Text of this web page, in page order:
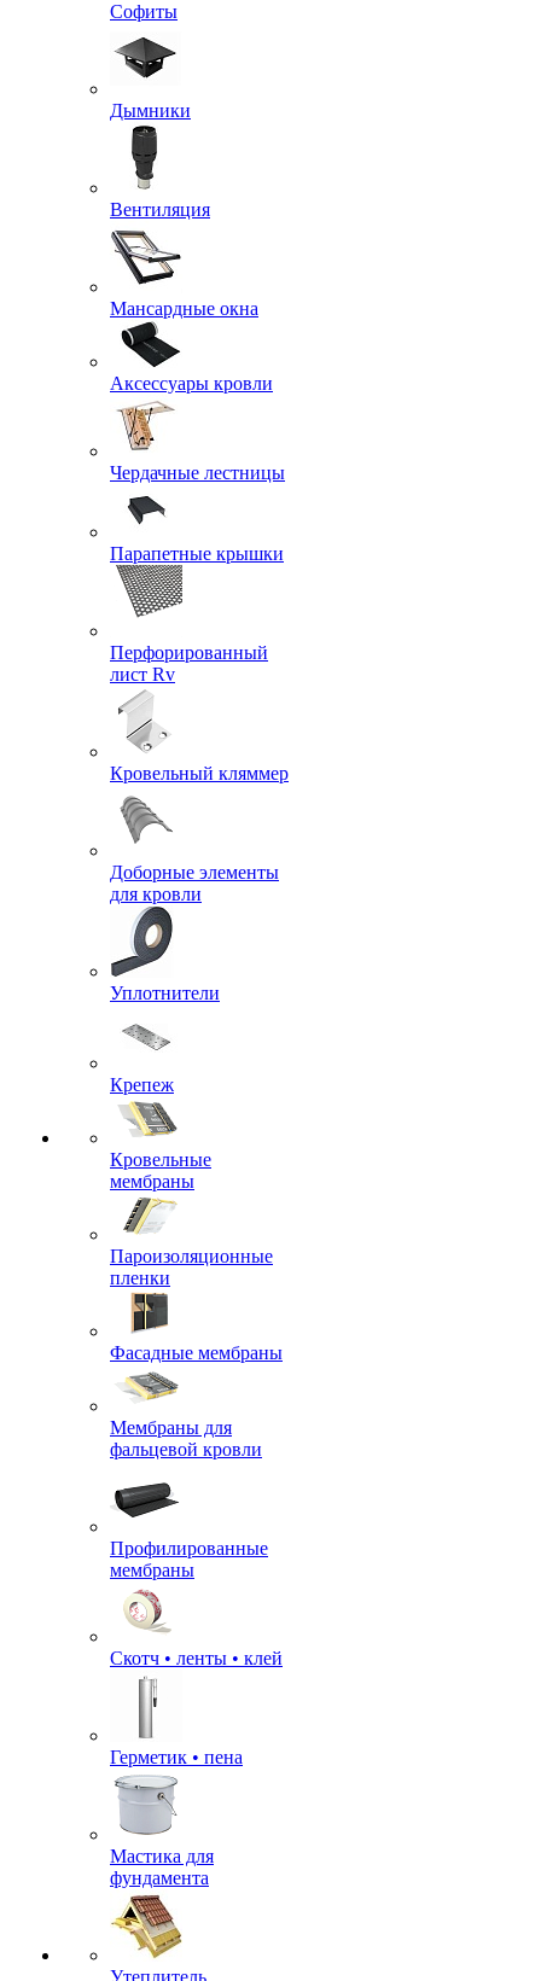
Софиты
Дымники
Вентиляция
Мансардные окна
Аксессуары кровли
Чердачные лестницы
Парапетные крышки
Перфорированный
лист Rv
Кровельный кляммер
Доборные элементы
для кровли
Уплотнители
Крепеж
Кровельные
мембраны
Пароизоляционные
пленки
Фасадные мембраны
Мембраны для
фальцевой кровли
Профилированные
мембраны
Скотч • ленты • клей
Герметик • пена
Мастика для
фундамента
Утеплитель